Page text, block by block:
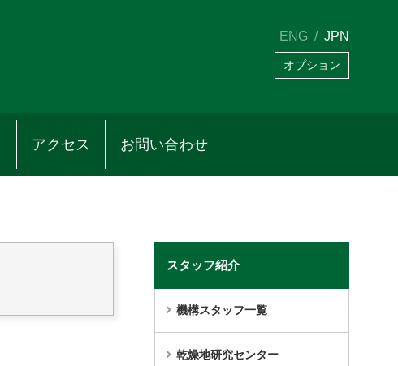
ENG JPN
オプション
アクセス お問い合わせ
スタッフ紹介
機構スタッフ一覧
乾燥地研究センター